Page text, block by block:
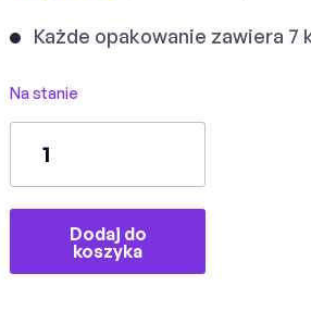
Każde opakowanie zawiera 7
Na stanie
Dodaj do
koszyka